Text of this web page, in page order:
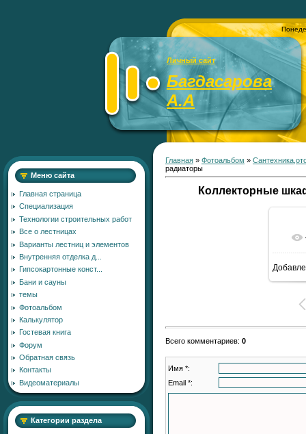
Личный сайт
Багдасарова
А.А
Меню сайта
Главная страница
Специализация
Технологии строительных работ
Все о лестницах
Варианты лестниц и элементов
Внутренняя отделка д...
Гипсокартонные конст...
Бани и сауны
темы
Фотоальбом
Калькулятор
Гостевая книга
Форум
Обратная связь
Контакты
Видеоматериалы
Категории раздела
Главная » Фотоальбом »
радиаторы
Коллекторные
Всего комментариев: 0
Имя *:
Email *: